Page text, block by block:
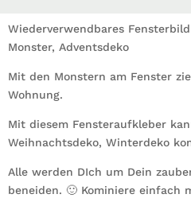
Wiederverwendbares
Monster, Adventsdeko
Mit den Monstern am Fenster
Wohnung.
Mit diesem Fensteraufkleber
Weihnachtsdeko, Winterdeko
Alle werden DIch um Dein
beneiden. 🙂 Kominiere einfach